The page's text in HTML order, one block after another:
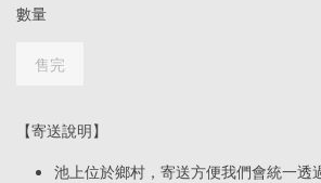
數量
售完
【寄送說明】
池上位於鄉村，寄送方便我們會統一透